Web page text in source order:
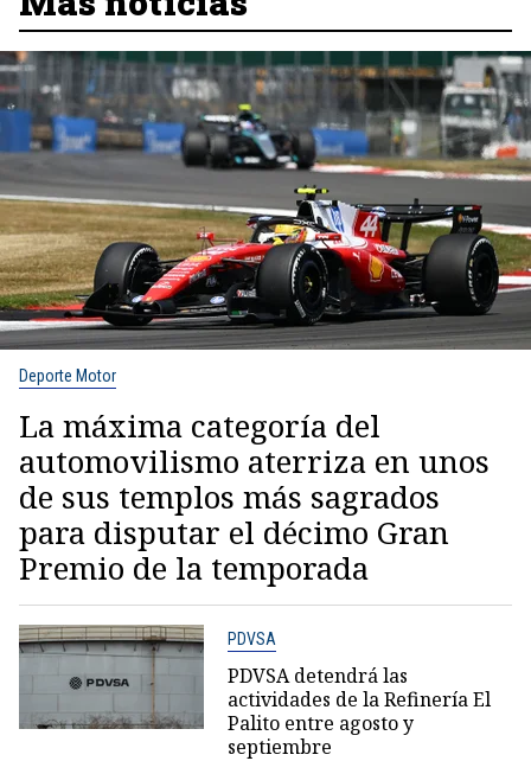
Deporte Motor
La máxima categoría del
automovilismo aterriza en unos
de sus templos más sagrados
para disputar el décimo Gran
Premio de la temporada
PDVSA
PDVSA detendrá las
actividades de la Refinería El
Palito entre agosto y
septiembre